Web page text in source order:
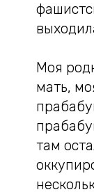
Моя
мать,
там